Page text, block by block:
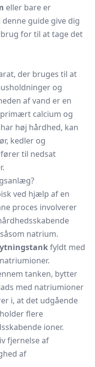
eller bare er
guide give dig
for til at tage det
der bruges til at
og
af vand er en
calcium og
høj hårdhed, kan
kedler og
til nedsat
ved hjælp af en
proces involverer
natrium.
fyldt med
tanken, bytter
med natriumioner
i, at det udgående
flere
ioner.
fjernelse af
af